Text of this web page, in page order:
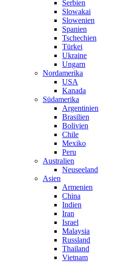
Serbien
Slowakai
Slowenien
Spanien
Tschechien
Türkei
Ukraine
Ungarn
Nordamerika
USA
Kanada
Südamerika
Argentinien
Brasilien
Bolivien
Chile
Mexiko
Peru
Australien
Neuseeland
Asien
Armenien
China
Indien
Iran
Israel
Malaysia
Russland
Thailand
Vietnam